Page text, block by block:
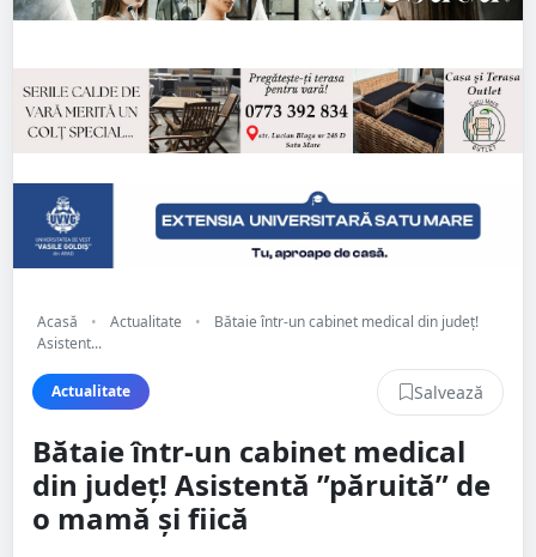
Acasă • Actualitate •
Bătaie într-un cabinet medical din județ!
Asistent...
Actualitate Salvează
Bătaie într-un cabinet medical
din județ! Asistentă ”păruită” de
o mamă și fiică